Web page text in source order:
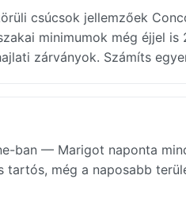
csúcsok jellemzőek
minimumok még éjjel
zárványok. Számíts
ban — Marigot naponta
még a naposabb